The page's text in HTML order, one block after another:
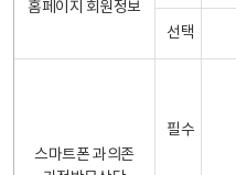
홈페이지 회원정보
선택
스마트폰 과의존
필수